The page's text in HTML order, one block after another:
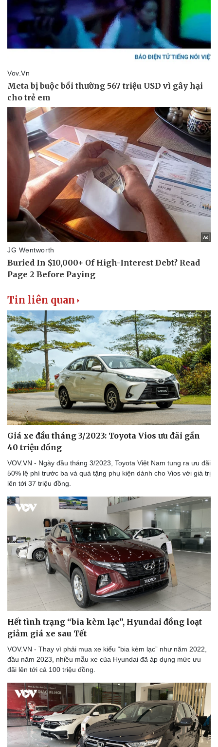
Doanh nghiệp
Doanh nghiệp 24h
Vì cộng đồng
Công nghệ
Sành điệu
Chuyển đổi số
Sức khỏe
Dinh dưỡng - món ngon
Đời sống
Nhà đẹp
Tin liên quan
Giá xe đầu tháng 3/2023: Toyota Vios ưu đãi gần
40 triệu đồng
VOV.VN - Ngày đầu tháng 3/2023, Toyota Việt Nam tung ra ưu đãi
50% lệ phí trước ba và quà tặng phụ kiện dành cho Vios với giá trị
lên tới 37 triệu đồng.
Hết tình trạng “bia kèm lạc”, Hyundai đồng loạt
giảm giá xe sau Tết
VOV.VN - Thay vì phải mua xe kiểu “bia kèm lạc” như năm 2022,
đầu năm 2023, nhiều mẫu xe của Hyundai đã áp dụng mức ưu
đãi lên tới cả 100 triệu đồng.